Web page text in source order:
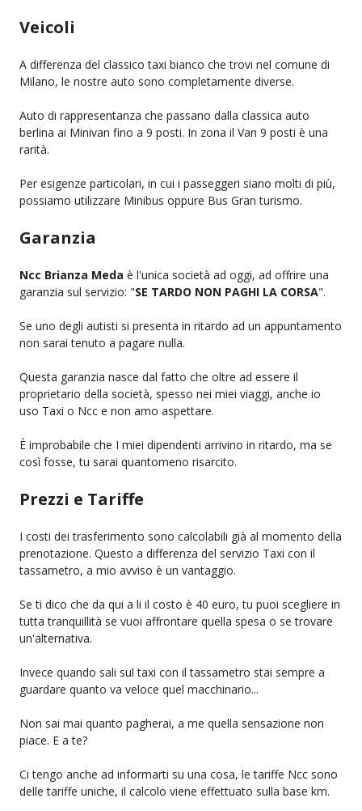
Veicoli
A differenza del classico taxi bianco che trovi nel comune di
Milano, le nostre auto sono completamente diverse.
Auto di rappresentanza che passano dalla classica auto
berlina ai Minivan fino a 9 posti. In zona il Van 9 posti è una
rarità.
Per esigenze particolari, in cui i passeggeri siano molti di più,
possiamo utilizzare Minibus oppure Bus Gran turismo.
Garanzia
Ncc Brianza Meda è l'unica società ad oggi, ad offrire una
garanzia sul servizio: "SE TARDO NON PAGHI LA CORSA".
Se uno degli autisti si presenta in ritardo ad un appuntamento
non sarai tenuto a pagare nulla.
Questa garanzia nasce dal fatto che oltre ad essere il
proprietario della società, spesso nei miei viaggi, anche io
uso Taxi o Ncc e non amo aspettare.
È improbabile che I miei dipendenti arrivino in ritardo, ma se
così fosse, tu sarai quantomeno risarcito.
Prezzi e Tariffe
I costi dei trasferimento sono calcolabili già al momento della
prenotazione. Questo a differenza del servizio Taxi con il
tassametro, a mio avviso è un vantaggio.
Se ti dico che da qui a li il costo è 40 euro, tu puoi scegliere in
tutta tranquillità se vuoi affrontare quella spesa o se trovare
un'alternativa.
Invece quando sali sul taxi con il tassametro stai sempre a
guardare quanto va veloce quel macchinario...
Non sai mai quanto pagherai, a me quella sensazione non
piace. E a te?
Ci tengo anche ad informarti su una cosa, le tariffe Ncc sono
delle tariffe uniche, il calcolo viene effettuato sulla base km.